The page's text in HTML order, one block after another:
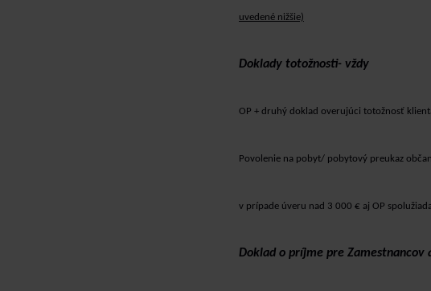
uvedené nižšie)
Doklady totožnosti- vždy
OP + druhý doklad overujúci totožnosť
Povolenie na pobyt/ pobytový preukaz
v prípade úveru nad 3 000 € aj OP
Doklad o príjme pre Zamestnancov